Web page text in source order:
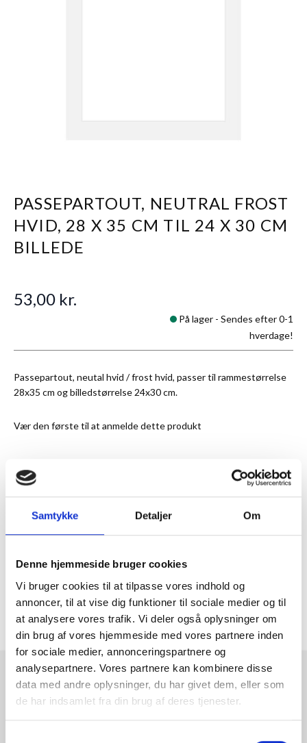
Samtykke Detaljer Om
Denne hjemmeside bruger cookies
Vi bruger cookies til at tilpasse vores indhold og
annoncer, til at vise dig funktioner til sociale medier og til
at analysere vores trafik. Vi deler også oplysninger om
din brug af vores hjemmeside med vores partnere inden
for sociale medier, annonceringspartnere og
analysepartnere. Vores partnere kan kombinere disse
data med andre oplysninger, du har givet dem, eller som
de har indsamlet fra din brug af deres tjenester.
PASSEPARTOUT, NEUTRAL FROST
HVID, 28 X 35 CM TIL 24 X 30 CM
BILLEDE
Passepartout, neutal hvid / frost hvid, passer til rammestørrelse
28x35 cm og billedstørrelse 24x30 cm.
Vær den første til at anmelde dette produkt
53,00 kr.
På lager - Sendes efter 0-1
hverdage!
ANMELDT TIL 5/5★
MERE INFORMATION
ANMELDELSER
RAMMESHOPPEN.DK
Rammeshoppen ApS